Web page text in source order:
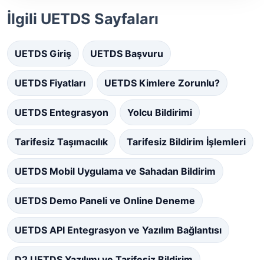
İlgili UETDS Sayfaları
UETDS Giriş UETDS Başvuru
UETDS Fiyatları UETDS Kimlere Zorunlu?
UETDS Entegrasyon Yolcu Bildirimi
Tarifesiz Taşımacılık Tarifesiz Bildirim İşlemleri
UETDS Mobil Uygulama ve Sahadan Bildirim
UETDS Demo Paneli ve Online Deneme
UETDS API Entegrasyon ve Yazılım Bağlantısı